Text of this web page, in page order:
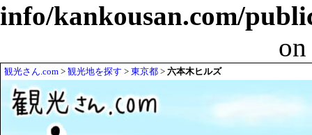
info/kankousan.com/
観光さん.com > 観光地を探す > 東京都 > 六本木ヒルズ